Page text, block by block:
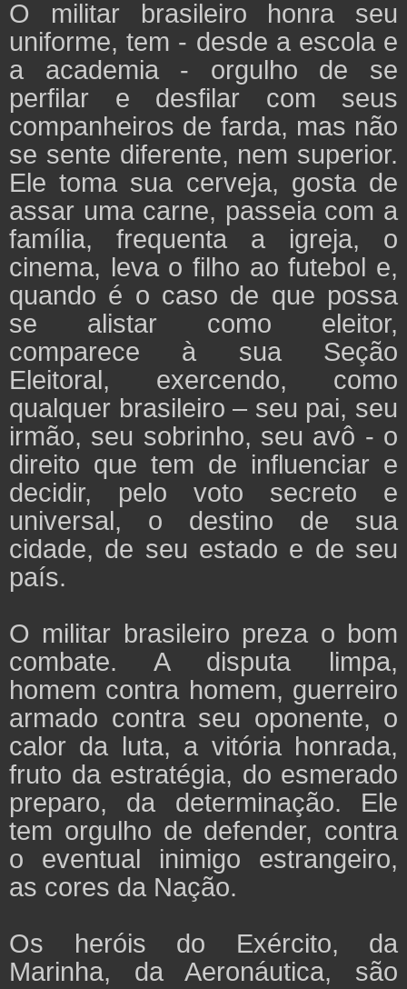
O militar brasileiro honra seu
uniforme, tem - desde a escola e
a academia - orgulho de se
perfilar e desfilar com seus
companheiros de farda, mas não
se sente diferente, nem superior.
Ele toma sua cerveja, gosta de
assar uma carne, passeia com a
família, frequenta a igreja, o
cinema, leva o filho ao futebol e,
quando é o caso de que possa
se alistar como eleitor,
comparece à sua Seção
Eleitoral, exercendo, como
qualquer brasileiro – seu pai, seu
irmão, seu sobrinho, seu avô - o
direito que tem de influenciar e
decidir, pelo voto secreto e
universal, o destino de sua
cidade, de seu estado e de seu
país.
O militar brasileiro preza o bom
combate. A disputa limpa,
homem contra homem, guerreiro
armado contra seu oponente, o
calor da luta, a vitória honrada,
fruto da estratégia, do esmerado
preparo, da determinação. Ele
tem orgulho de defender, contra
o eventual inimigo estrangeiro,
as cores da Nação.
Os heróis do Exército, da
Marinha, da Aeronáutica, são